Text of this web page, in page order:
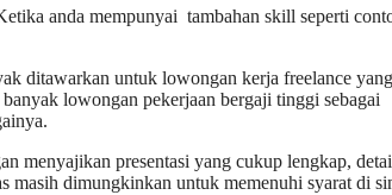
anda mempunyai tambahan skill seperti
ditawarkan untuk lowongan kerja freelance yang
lowongan pekerjaan bergaji tinggi sebagai
menyajikan presentasi yang cukup lengkap,
masih dimungkinkan untuk memenuhi syarat di